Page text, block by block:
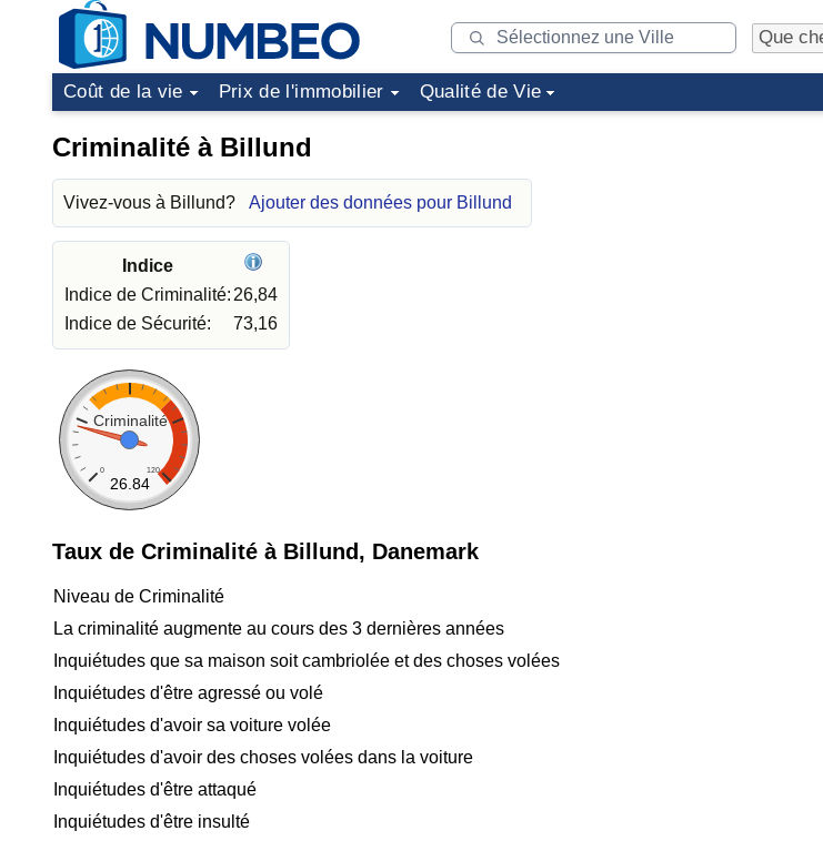
Coût de la vie Prix de l'immobilier Qualité de Vie
Criminalité à Billund
Vivez-vous à Billund? Ajouter des données pour Billund
Indice
Indice de Criminalité: 26,84
Indice de Sécurité:
73,16
Criminalité
0 120
26.84
Taux de Criminalité à Billund, Danemark
Niveau de Criminalité
La criminalité augmente au cours des 3 dernières années
Inquiétudes que sa maison soit cambriolée et des choses volées
Inquiétudes d'être agressé ou volé
Inquiétudes d'avoir sa voiture volée
Inquiétudes d'avoir des choses volées dans la voiture
Inquiétudes d'être attaqué
Inquiétudes d'être insulté